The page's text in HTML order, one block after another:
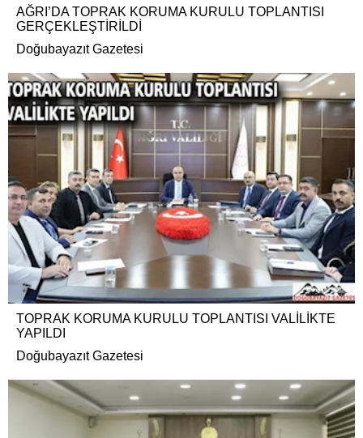
AĞRI’DA TOPRAK KORUMA KURULU TOPLANTISI
GERÇEKLEŞTİRİLDİ
Doğubayazıt Gazetesi
TOPRAK KORUMA KURULU TOPLANTISI VALİLİKTE
YAPILDI
Doğubayazıt Gazetesi